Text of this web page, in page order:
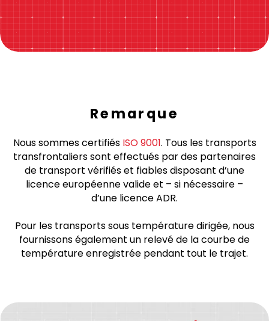
Remarque
Nous sommes certifiés ISO 9001. Tous les transports
transfrontaliers sont effectués par des partenaires
de transport vérifiés et fiables disposant d’une
licence européenne valide et – si nécessaire –
d’une licence ADR.
Pour les transports sous température dirigée, nous
fournissons également un relevé de la courbe de
température enregistrée pendant tout le trajet.